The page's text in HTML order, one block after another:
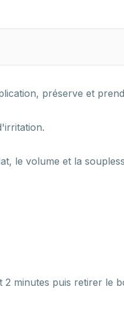
préserve et
le volume et la
2 minutes puis retirer le